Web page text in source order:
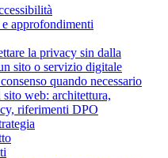
approfondimenti
la privacy sin dalla
sito o servizio digitale
quando necessario
web: architettura,
riferimenti DPO